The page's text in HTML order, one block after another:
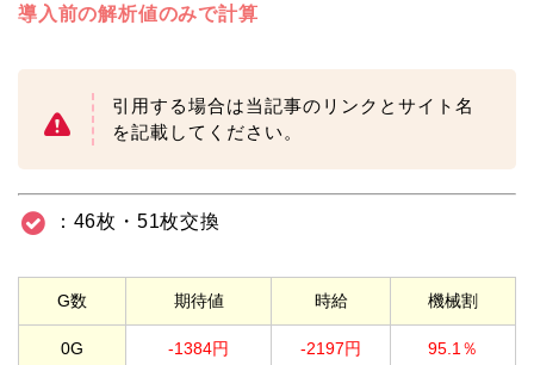
導入前の解析値のみで計算
引用する場合は当記事のリンクとサイト名
を記載してください。
：46枚・51枚交換
G数 期待値 時給 機械割
0G -1384円 -2197円 95.1％